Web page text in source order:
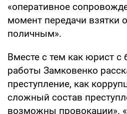
«оперативное
момент передачи взятки
поличным».
Вместе с тем как юрист
работы Замковенко
преступление, как
сложный состав
возможны провокации».